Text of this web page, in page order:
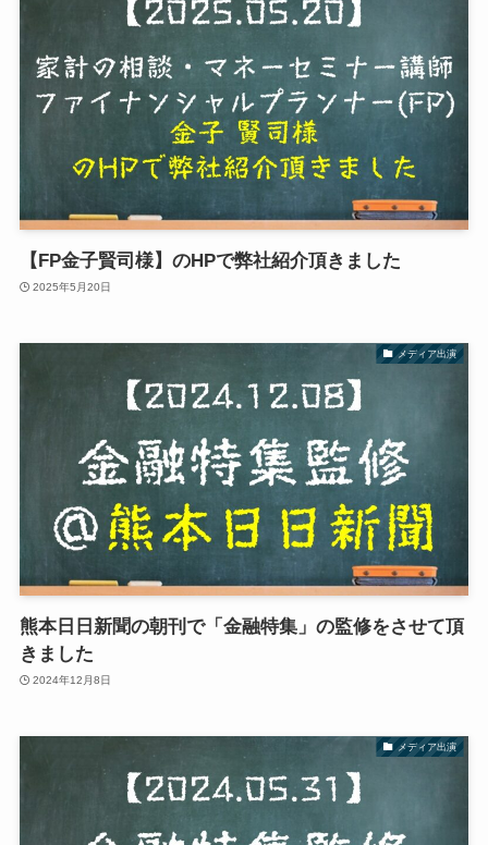
【FP金子賢司様】のHPで弊社紹介頂きました
2025年5月20日
メディア出演
熊本日日新聞の朝刊で「金融特集」の監修をさせて頂
きました
2024年12月8日
メディア出演